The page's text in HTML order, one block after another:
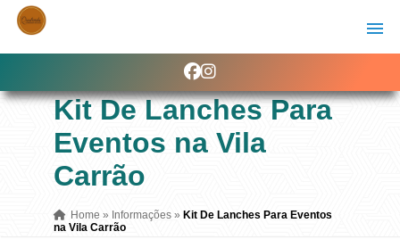
Kit De Lanches Para
Eventos na Vila
Carrão
Home » Informações » Kit De Lanches Para Eventos
na Vila Carrão